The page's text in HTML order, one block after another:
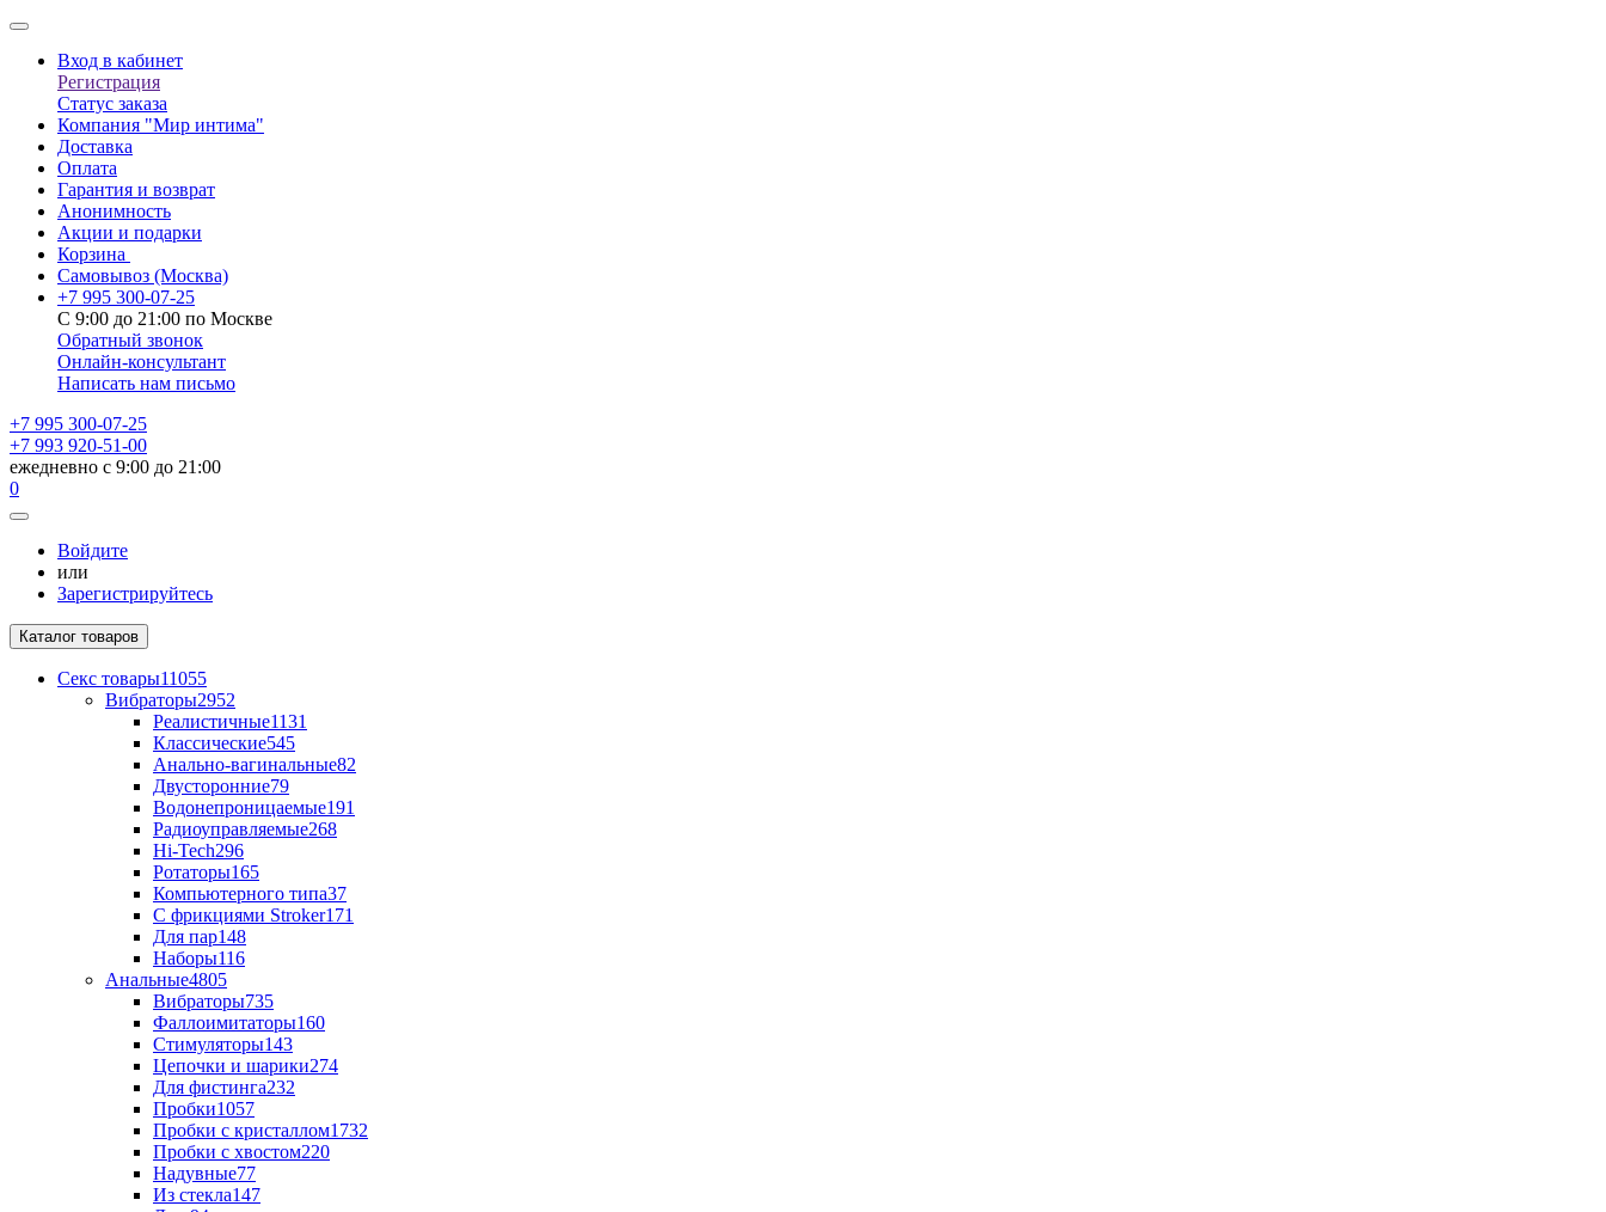
Вход в кабинет
Регистрация
Статус заказа
Компания "Мир интима"
Доставка
Оплата
Гарантия и возврат
Анонимность
Акции и подарки
Корзина
Самовывоз (Москва)
+7 995 300-07-25
С 9:00 до 21:00 по Москве
Обратный звонок
Онлайн-консультант
Написать нам письмо
+7 995 300-07-25
+7 993 920-51-00
ежедневно с 9:00 до 21:00
0
Войдите
или
Зарегистрируйтесь
Каталог товаров
Секс товары11055
Вибраторы2952
Реалистичные1131
Классические545
Анально-вагинальные82
Двусторонние79
Водонепроницаемые191
Радиоуправляемые268
Hi-Tech296
Ротаторы165
Компьютерного типа37
С фрикциями Stroker171
Для пар148
Наборы116
Анальные4805
Вибраторы735
Фаллоимитаторы160
Стимуляторы143
Цепочки и шарики274
Для фистинга232
Пробки1057
Пробки с кристаллом1732
Пробки с хвостом220
Надувные77
Из стекла147